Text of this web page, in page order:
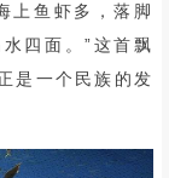
上鱼虾多，落脚
四面。”这首飘
是一个民族的发